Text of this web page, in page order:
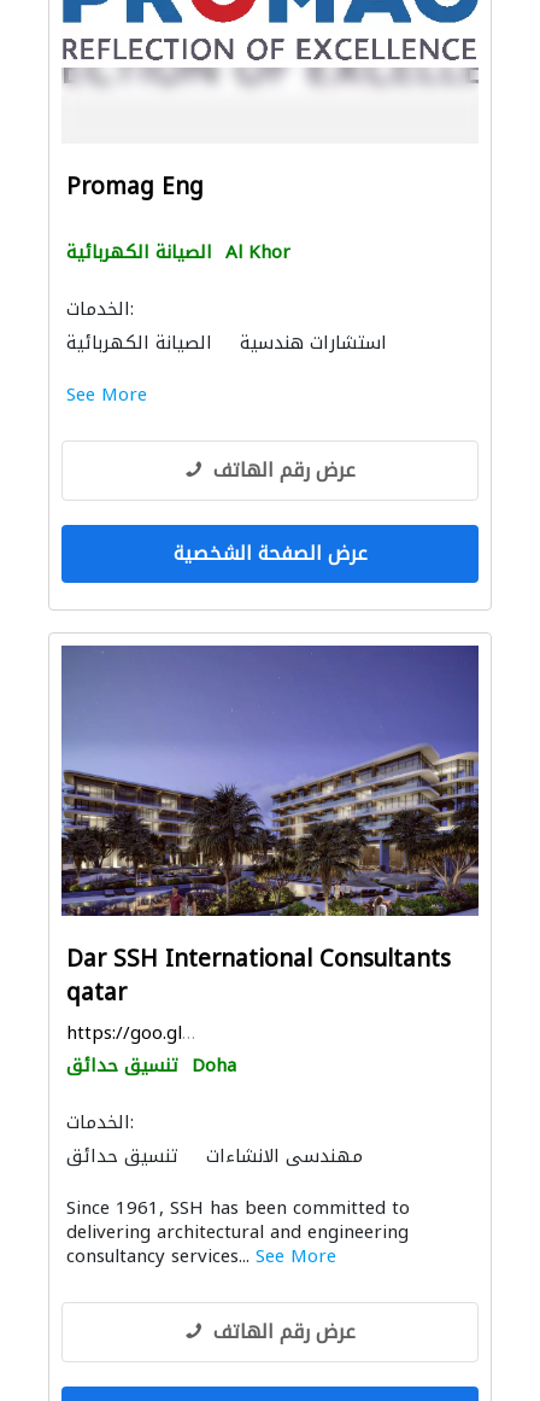
Promag Eng
الصيانة الكهربائية Al Khor
الخدمات:
الصيانة الكهربائية
استشارات هندسية
See More
عرض رقم الهاتف
عرض الصفحة الشخصية
Dar SSH International Consultants
qatar
https://goo.gl/maps/YndHqCHeoKAticxD7
تنسيق حدائق Doha
الخدمات:
تنسيق حدائق
مهندسي الانشاءات
استشارات هندسية ادارة مشروع
ميكانيكيون الديكور الداخلي
التصميم المعماري
Since 1961, SSH has been committed to
delivering architectural and engineering
consultancy services... See More
عرض رقم الهاتف